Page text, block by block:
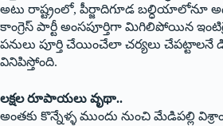
అటు రాష్ట్రంలో, పీర్జాదిగూడ బల్ధియాలోనూ
కాంగ్రెస్‌ ‌పార్టీ అంసపూర్తిగా మిగిలిపోయిన
‌పనులు పూర్తి చేయించేలా చర్యలు
‌వినిపిస్తోంది.
లక్షల రూపాయలు వృథా..
అంతకు కొన్నేళ్ళ ముందు నుంచి మేడిపల్లి